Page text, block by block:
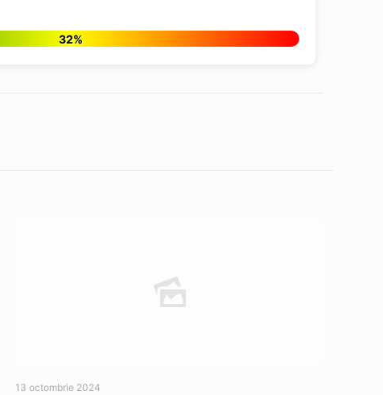
32%
13 octombrie 2024